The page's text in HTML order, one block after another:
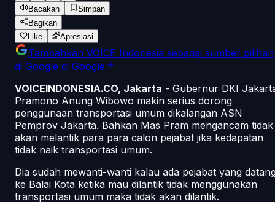
Bacakan
Simpan
Bagikan
Like
Apresiasi
Tambahkan VOICE Indonesia sebagai sumber pilihan
di Google di Google
VOICEINDONESIA.CO, Jakarta - Gubernur DKI
Pramono Anung Wibowo makin serius dorong
penggunaan transportasi umum dikalangan ASN
Pemprov Jakarta. Bahkan Mas Pram mengancam tidak
akan melantik para para calon pejabat jika kedapatan
tidak naik transportasi umum.
Dia sudah mewanti-wanti kalau ada pejabat yang
ke Balai Kota ketika mau dilantik tidak menggunakan
transportasi umum maka tidak akan dilantik.